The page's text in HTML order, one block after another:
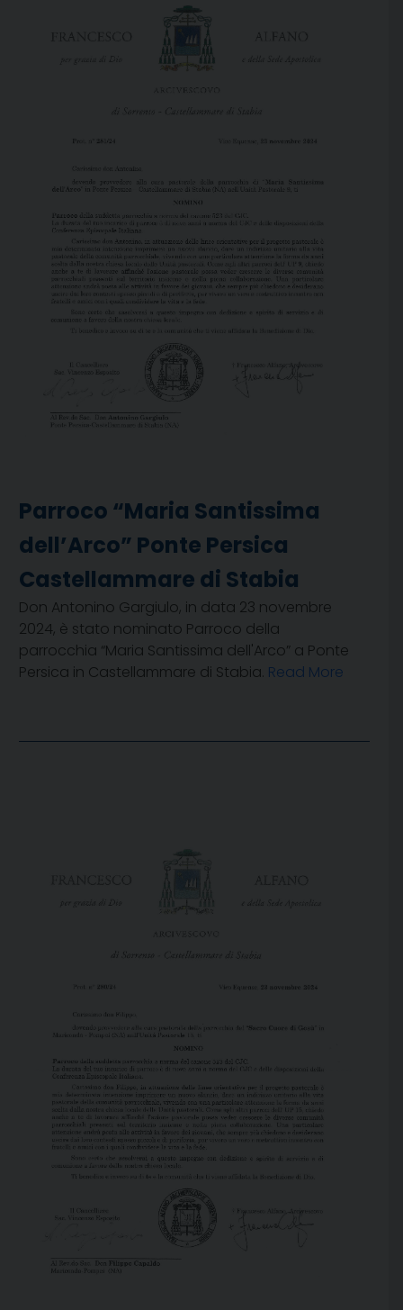
Parroco “Maria Santissima
dell’Arco” Ponte Persica
Castellammare di Stabia
Don Antonino Gargiulo, in data 23 novembre
2024, è stato nominato Parroco della
parrocchia “Maria Santissima dell'Arco” a Ponte
Persica in Castellammare di Stabia. Read More